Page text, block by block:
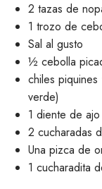
2 tazas de
1 trozo de
Sal al gusto
½ cebolla
chiles
verde)
1 diente de ajo
2 cucharadas
Una pizca de
1 cucharadita